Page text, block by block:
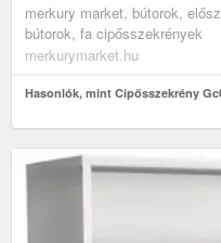
merkury market, bútorok,
bútorok, fa cipősszekrények
merkurymarket.hu
Hasonlók, mint Cipősszekrény